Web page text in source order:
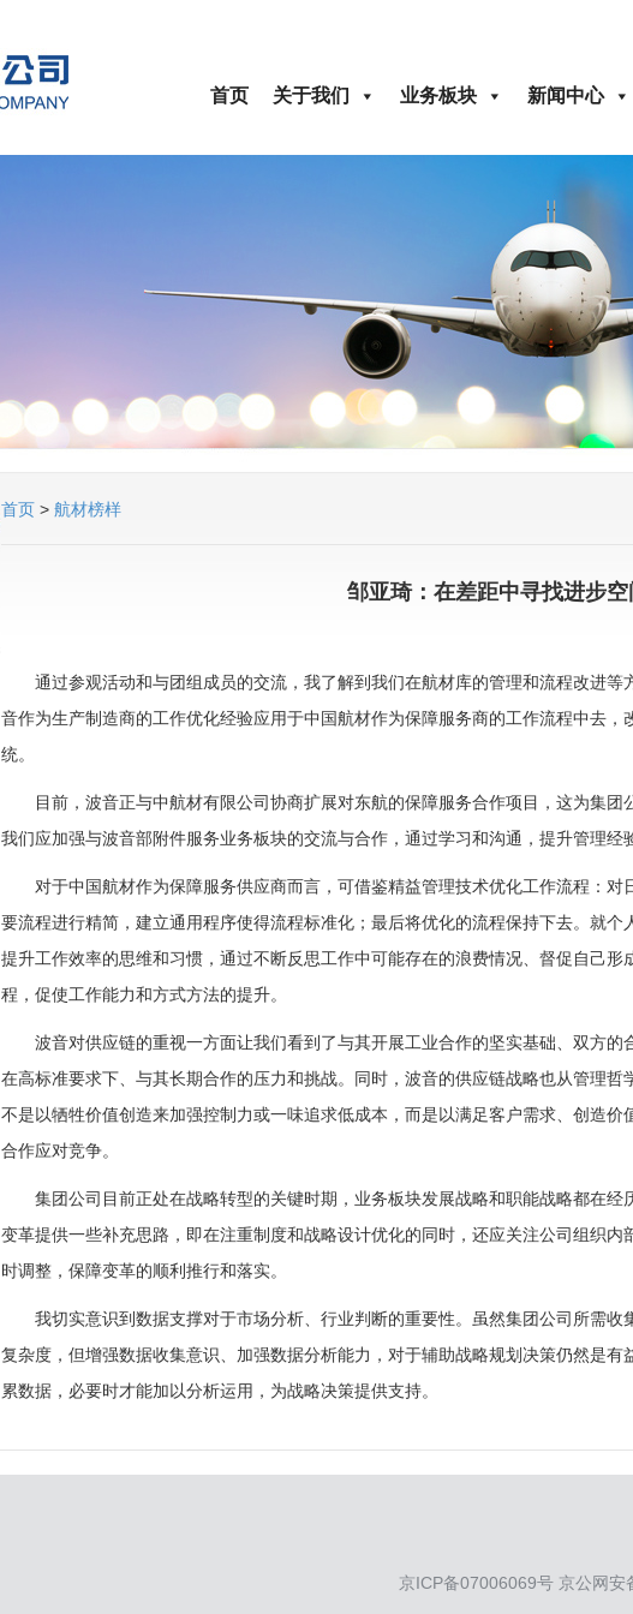
首页 关于我们 业务板块 新闻中心
首页 > 航材榜样
邹亚琦：在差距中寻找进步空
通过参观活动和与团组成员的交流，我了解到我们在航材库的管理和流程改进
音作为生产制造商的工作优化经验应用于中国航材作为保障服务商的工作流程中去
统。
目前，波音正与中航材有限公司协商扩展对东航的保障服务合作项目，这为集团
我们应加强与波音部附件服务业务板块的交流与合作，通过学习和沟通，提升管理经
对于中国航材作为保障服务供应商而言，可借鉴精益管理技术优化工作流程：
要流程进行精简，建立通用程序使得流程标准化；最后将优化的流程保持下去。就个
提升工作效率的思维和习惯，通过不断反思工作中可能存在的浪费情况、督促自己
程，促使工作能力和方式方法的提升。
波音对供应链的重视一方面让我们看到了与其开展工业合作的坚实基础、双方
在高标准要求下、与其长期合作的压力和挑战。同时，波音的供应链战略也从管理哲
不是以牺牲价值创造来加强控制力或一味追求低成本，而是以满足客户需求、创造
合作应对竞争。
集团公司目前正处在战略转型的关键时期，业务板块发展战略和职能战略都在
变革提供一些补充思路，即在注重制度和战略设计优化的同时，还应关注公司组织
时调整，保障变革的顺利推行和落实。
我切实意识到数据支撑对于市场分析、行业判断的重要性。虽然集团公司所需
复杂度，但增强数据收集意识、加强数据分析能力，对于辅助战略规划决策仍然是
累数据，必要时才能加以分析运用，为战略决策提供支持。
京ICP备07006069号 京公网安